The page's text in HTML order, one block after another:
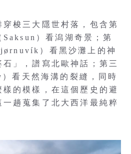
梭三大隱世村落，包含第
）看潟湖奇景；第
）看黑沙灘上的神
」，譜寫北歐神話；第三
看天然海溝的裂縫，同時
的模樣，在這個歷史的避
趟蒐集了北大西洋最純粹